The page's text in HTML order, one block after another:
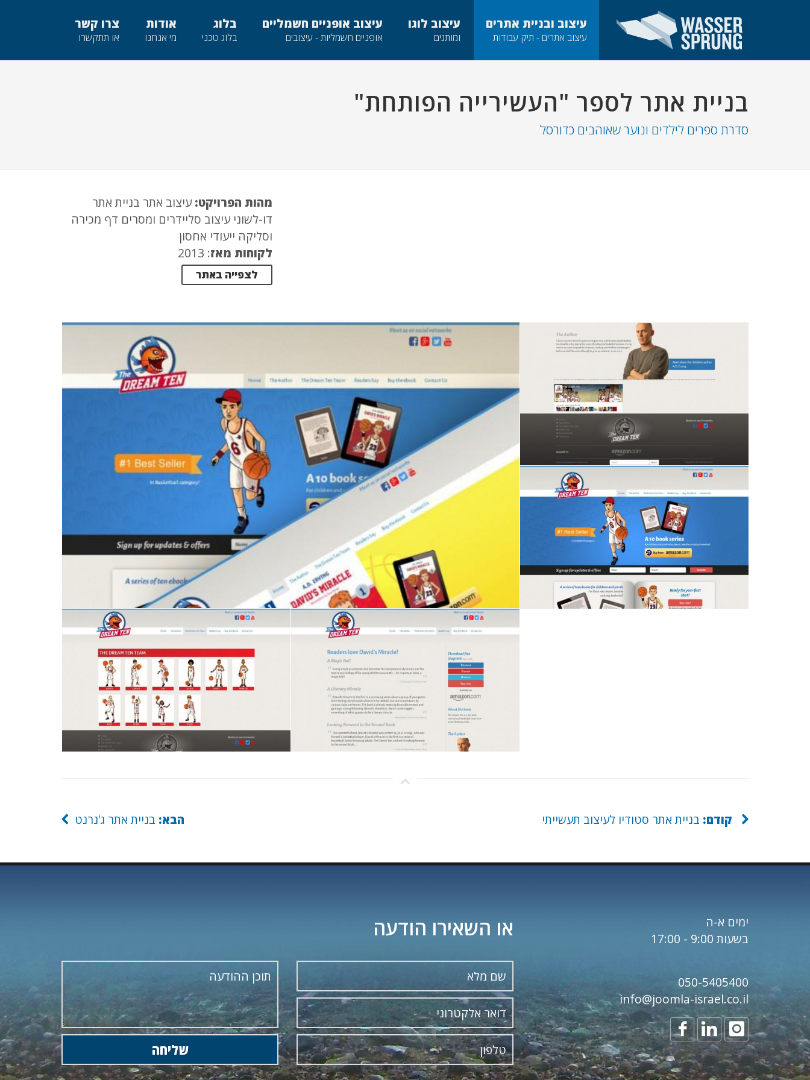
עיצוב ובניית אתרים
עיצוב אתרים - תיק עבודות
עיצוב לוגו
ומותגים
עיצוב אופניים חשמליים
אופניים חשמליות - עיצובים
בלוג
בלוג טכני
אודות
מי אנחנו
צרו קשר
או תתקשרו
בניית אתר לספר "העשירייה הפותחת"
סדרת ספרים לילדים ונוער שאוהבים כדורסל
מהות הפרויקט:עיצוב אתר בניית אתר
דו-לשוני עיצוב סליידרים ומסרים דף מכירה
וסליקה ייעודי אחסון
לקוחות מאז: 2013
לצפייה באתר
קודם: בניית אתר סטודיו לעיצוב תעשייתי הבא: בניית אתר ג'נרנט
ימים א-ה
בשעות 9:00 - 17:00
050-5405400
info@joomla-israel.co.il
או השאירו הודעה